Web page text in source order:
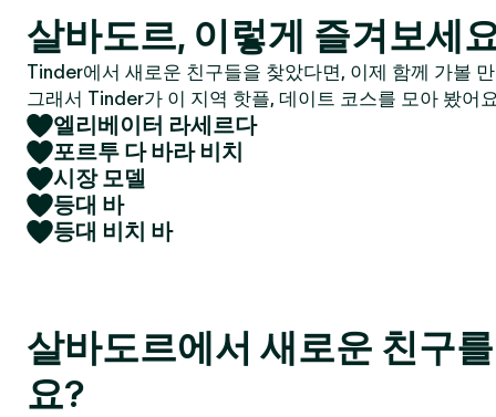
살바도르, 이렇게 즐겨보세
Tinder에서 새로운 친구들을 찾았다면, 이제 함께 가볼
그래서 Tinder가 이 지역 핫플, 데이트 코스를 모아 봤어
엘리베이터 라세르다
포르투 다 바라 비치
시장 모델
등대 바
등대 비치 바
살바도르에서 새로운 친구
요?